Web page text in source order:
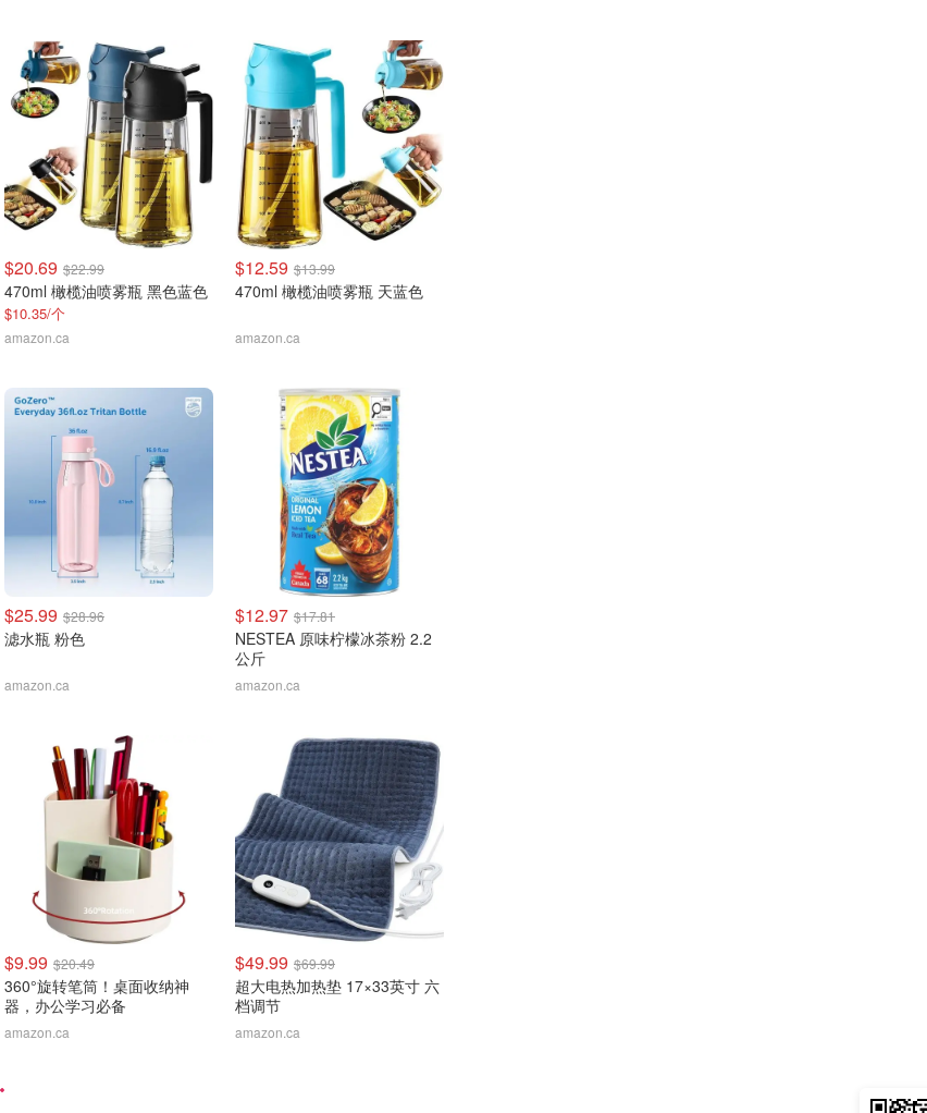
$20.69 $22.99
470ml 橄榄油喷雾瓶 黑色蓝色
$10.35/个
amazon.ca
$12.59 $13.99
470ml 橄榄油喷雾瓶 天蓝色
amazon.ca
$25.99 $28.96
滤水瓶 粉色
amazon.ca
$12.97 $17.81
NESTEA 原味柠檬冰茶粉 2.2
公斤
amazon.ca
$9.99 $20.49
360°旋转笔筒！桌面收纳神
器，办公学习必备
amazon.ca
$49.99 $69.99
超大电热加热垫 17×33英寸 六
档调节
amazon.ca